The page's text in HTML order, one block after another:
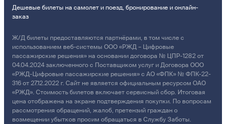
Дешевые билеты на самолет и поезд, бронирование и онлайн-
заказ
Ж/Д билеты предоставляются партнёрами, в том числе с
использованием веб-системы ООО «РЖД – Цифровые
пассажирские решения» на основании договора № ЦПР-1282 от
04.04.2024 заключенного с Поставщиком услуг и Договора ООО
«РЖД-Цифровые пассажирские решения» с АО «ФПК» № ФПК-22-
316 от 27.12.2022 г. Сайт не является официальным ресурсом ОАО
«РЖД». Стоимость билетов включает сервисный сбор. Итоговая
цена отображена на экране подтверждения покупки. По вопросам
рассмотрения обращений, жалоб, претензий граждан о
возмещении убытков просим обращаться в Службу Заботы.